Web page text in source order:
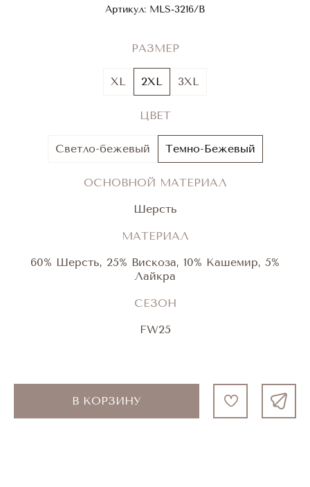
Артикул: MLS-3216/B
РАЗМЕР
XL 2XL 3XL
ЦВЕТ
Светло-бежевый Темно-Бежевый
ОСНОВНОЙ МАТЕРИАЛ
Шерсть
МАТЕРИАЛ
60% Шерсть, 25% Вискоза, 10% Кашемир, 5%
Лайкра
СЕЗОН
FW25
В КОРЗИНУ